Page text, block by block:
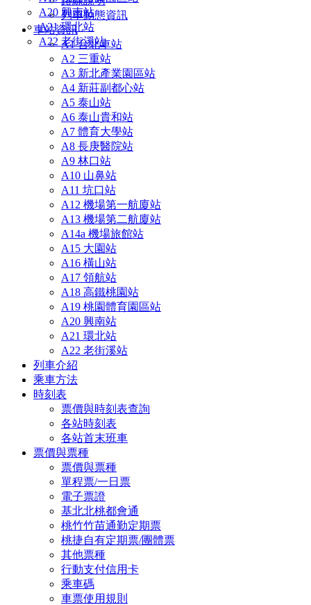
A20 興南站
A21 環北站
A22 老街溪站
列車動態資訊
車站資訊
A1 台北車站
A2 三重站
A3 新北產業園區站
A4 新莊副都心站
A5 泰山站
A6 泰山貴和站
A7 體育大學站
A8 長庚醫院站
A9 林口站
A10 山鼻站
A11 坑口站
A12 機場第一航廈站
A13 機場第二航廈站
A14a 機場旅館站
A15 大園站
A16 橫山站
A17 領航站
A18 高鐵桃園站
A19 桃園體育園區站
A20 興南站
A21 環北站
A22 老街溪站
列車介紹
乘車方法
時刻表
票價與時刻表查詢
各站時刻表
各站首末班車
票價與票種
票價與票種
單程票/一日票
電子票證
基北北桃都會通
桃竹竹苗通勤定期票
桃捷自有定期票/團體票
其他票種
行動支付信用卡
乘車碼
車票使用規則